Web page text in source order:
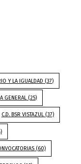
Y LA IGUALDAD (37)
GENERAL (25)
C.D. BSR VISTAZUL(37)
(60)